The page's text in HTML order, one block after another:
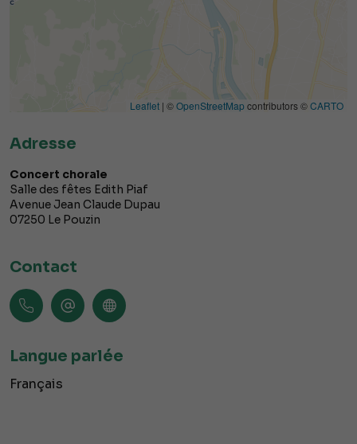
Leaflet | ©OpenStreetMap contributors ©CARTO
Adresse
Concert chorale
Salle des fêtes Edith Piaf
Avenue Jean Claude Dupau
07250 Le Pouzin
Contact
Langue parlée
Français